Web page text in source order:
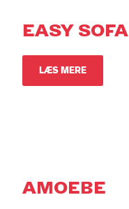
EASY SOFA
LÆS MERE
AMOEBE